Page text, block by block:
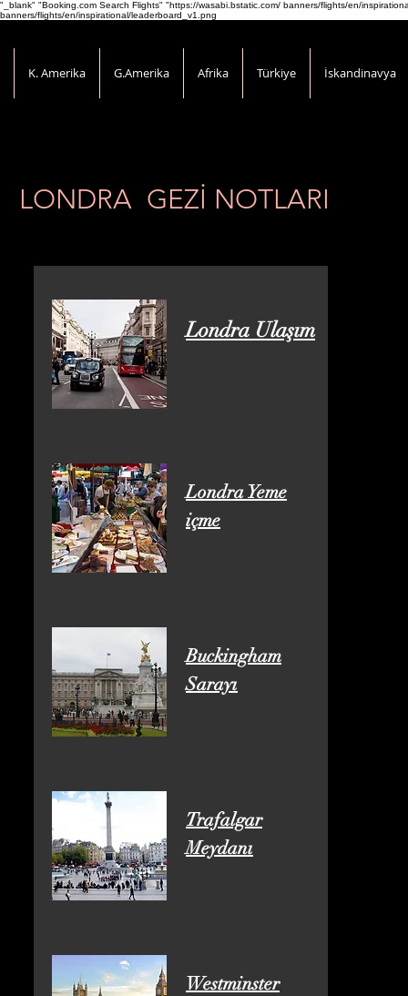
"_blank" "Booking.com Search Flights" "https://wasabi.bstatic.com/ banners/flights/en/
banners/flights/en/inspirational/leaderboard_v1.png
K. Amerika G.Amerika Afrika Türkiye İskandinavya
LONDRA GEZİ NOTLARI
Londra Ulaşım
Londra Yeme
içme
Buckingham
Sarayı
Trafalgar
Meydanı
Westminster